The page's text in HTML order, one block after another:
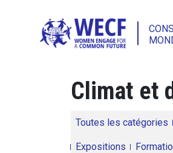
Climat et
Toutes les catégories
Expositions